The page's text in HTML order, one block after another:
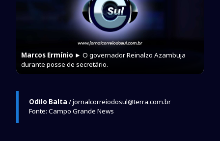
Marcos Ermínio ► O governador Reinalzo Azambuja
durante posse de secretário.
Odilo Balta / jornalcorreiodosul@terra.com.br
Fonte: Campo Grande News